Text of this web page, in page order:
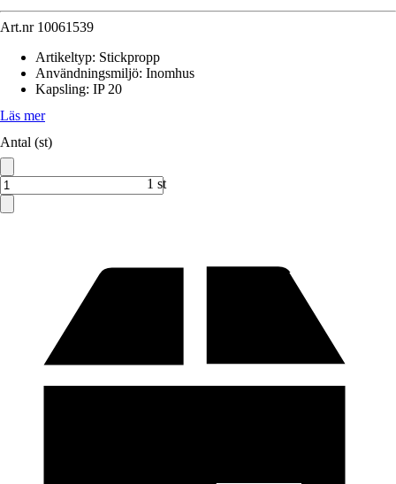
Art.nr 10061539
Artikeltyp: Stickpropp
Användningsmiljö: Inomhus
Kapsling: IP 20
Läs mer
Antal (st)
1 st